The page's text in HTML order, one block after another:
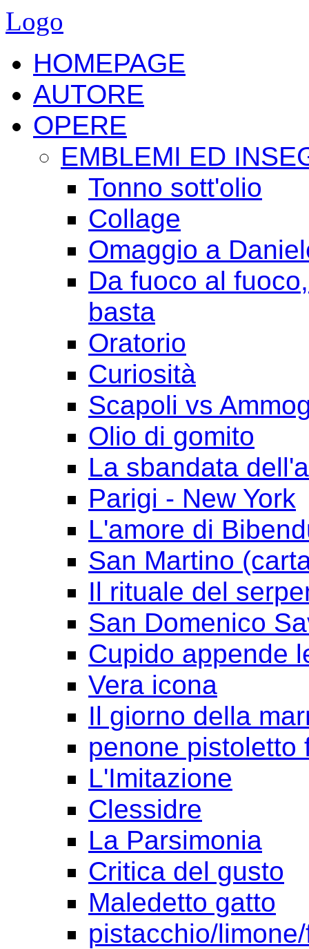
Logo
HOMEPAGE
AUTORE
OPERE
EMBLEMI ED
Tonno sott'olio
Collage
Omaggio a
Da fuoco al
basta
Oratorio
Curiosità
Scapoli vs
Olio di gomito
La sbandata
Parigi - New York
L'amore di
San Martino
Il rituale del
San Domenico
Cupido appende
Vera icona
Il giorno della
penone pistoletto
L'Imitazione
Clessidre
La Parsimonia
Critica del gusto
Maledetto gatto
pistacchio/